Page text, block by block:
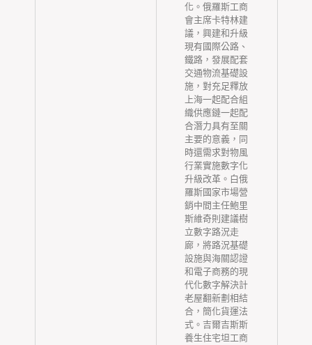
化。俄羅斯工商
會主席卡特林建
議，興建和升級
現有國際公路、
鐵路，發展配套
交通物流基礎設
施，對充足釋放
上海一起配合組
織供應鏈一起配
合潛力具有至關
主要的意義，同
時還需求對物風
行業實施數字化
升級改革。白俄
羅斯國家市場營
銷中間主任鮑里
斯維奇則建議樹
立數字路況走
廊，將路況基礎
設施與海關認證
和電子商務的現
代化數字解決計
老屋翻新劃相結
合，簡化貨運法
式。吉爾吉斯斯
養生住宅坦工商